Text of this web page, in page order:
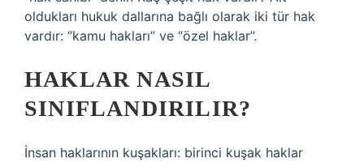
oldukları hukuk dallarına bağlı olarak iki tür hak
vardır: “kamu hakları” ve “özel haklar”.
HAKLAR NASIL
SINIFLANDIRILIR?
İnsan haklarının kuşakları: birinci kuşak haklar